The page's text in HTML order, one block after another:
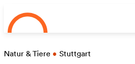
Skip to main content
Natur & Tiere • Stuttgart